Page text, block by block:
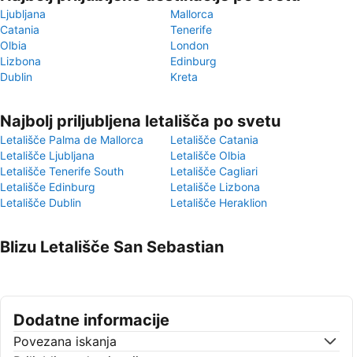
Ljubljana
Mallorca
Catania
Tenerife
Olbia
London
Lizbona
Edinburg
Dublin
Kreta
Najbolj priljubljena letališča po svetu
Letališče Palma de Mallorca
Letališče Catania
Letališče Ljubljana
Letališče Olbia
Letališče Tenerife South
Letališče Cagliari
Letališče Edinburg
Letališče Lizbona
Letališče Dublin
Letališče Heraklion
Blizu Letališče San Sebastian
Dodatne informacije
Povezana iskanja